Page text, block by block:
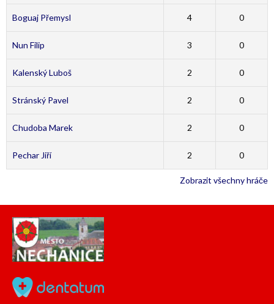
Boguaj Přemysl 4 0
Nun Filip 3 0
Kalenský Luboš 2 0
Stránský Pavel 2 0
Chudoba Marek 2 0
Pechar Jiří 2 0
Zobrazit všechny hráče